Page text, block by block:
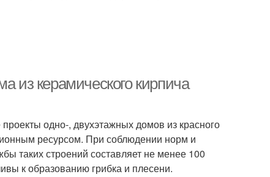
из керамического кирпича
одно-, двухэтажных домов из красного
ресурсом. При соблюдении норм и
таких строений составляет не менее 100
к образованию грибка и плесени.